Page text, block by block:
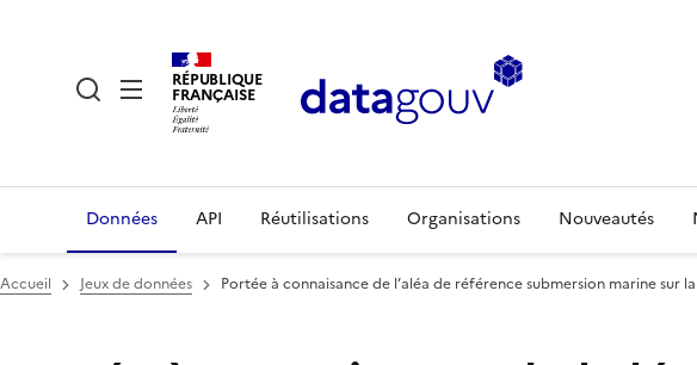
RÉPUBLIQUE
FRANÇAISE
Données API Réutilisations Organisations Nouveautés
Accueil Jeux de données Portée à connaisance de l’aléa de référence submersion marine